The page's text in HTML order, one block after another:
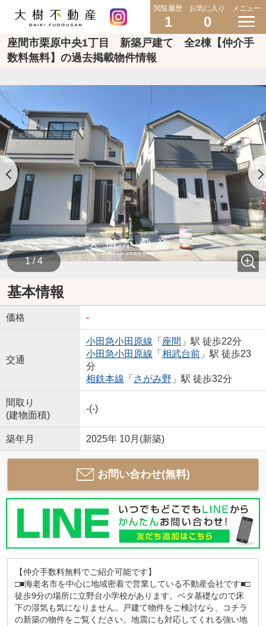
閲覧履歴
1
お気に入り
0
メニュー
座間市栗原中央1丁目 新築戸建て 全2棟【仲介手
数料無料】の過去掲載物件情報
1 / 4
基本情報
価格 -
交通
小田急小田原線 「 座間 」駅 徒歩22分
小田急小田原線 「 相武台前」駅 徒歩23
分
相鉄本線 「 さがみ野 」駅 徒歩32分
間取り
(建物面積)
-(-)
築年月 2025年 10月(新築)
お問い合わせ(無料)
【仲介手数料無料でご紹介可能です】
□■海老名市を中心に地域密着で営業している不動産会社です■□
徒歩9分の場所に立野台小学校があります。ベタ基礎なので床
下の湿気も気になりません。戸建て物件をご検討なら、コチラ
の新築の物件をご覧ください。地震にも対応してくれる強い地